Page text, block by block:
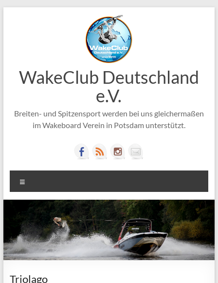
WakeClub Deutschland
e.V.
Breiten- und Spitzensport werden bei uns gleichermaßen
im Wakeboard Verein in Potsdam unterstützt.
Triolago